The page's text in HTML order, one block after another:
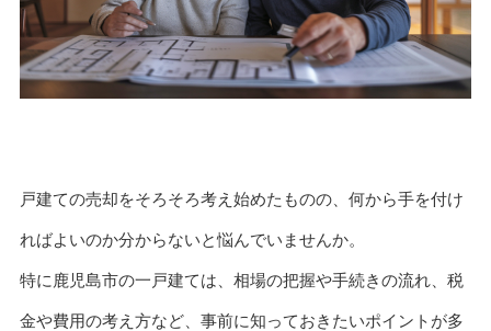
戸建ての売却をそろそろ考え始めたものの、何から手を付け
ればよいのか分からないと悩んでいませんか。
特に鹿児島市の一戸建ては、相場の把握や手続きの流れ、税
金や費用の考え方など、事前に知っておきたいポイントが多